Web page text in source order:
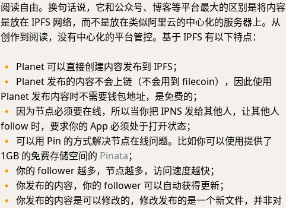
阅读自由。换句话说，它和公众号、博客等平台最大的区别是将内容
是放在 IPFS 网络，而不是放在类似阿里云的中心化的服务器上。从
创作到阅读，没有中心化的平台管控。基于 IPFS 有以下特点：
🔸
Planet 可以直接创建内容发布到 IPFS；
🔸
Planet 发布的内容不会上链（不会用到 filecoin），因此使用
Planet 发布内容时不需要钱包地址，是免费的；
🔸
因为节点必须要在线，所以当你把 IPNS 发给其他人，让其他人
follow 时，要求你的 App 必须处于打开状态；
🔸 可以用 Pin 的方式解决节点在线问题。比如你可以使用提供了
1GB 的免费存储空间的 Pinata；
🔸 你的 follower 越多，节点越多，访问速度越快；
🔸 你发布的内容，你的 follower 可以自动获得更新；
🔸 你发布的内容是可以修改的，修改发布的是一个新文件，并非对